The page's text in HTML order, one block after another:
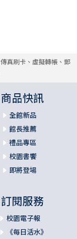
傳真刷卡、虛擬轉帳、郵
商品快訊
全館新品
館長推薦
禮品專區
校園書饗
即將登場
訂閱服務
校園電子報
《每日活水》